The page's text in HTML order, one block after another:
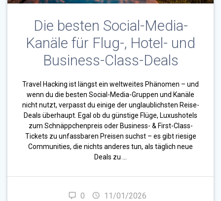
Die besten Social-Media-
Kanäle für Flug-, Hotel- und
Business-Class-Deals
Travel Hacking ist längst ein weltweites Phänomen – und
wenn du die besten Social-Media-Gruppen und Kanäle
nicht nutzt, verpasst du einige der unglaublichsten Reise-
Deals überhaupt. Egal ob du günstige Flüge, Luxushotels
zum Schnäppchenpreis oder Business- & First-Class-
Tickets zu unfassbaren Preisen suchst – es gibt riesige
Communities, die nichts anderes tun, als täglich neue
Deals zu …
0 11/01/2026